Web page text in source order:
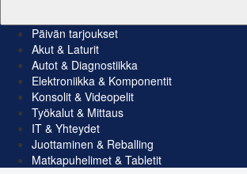
Päivän tarjoukset
Akut & Laturit
Autot & Diagnostiikka
Elektroniikka & Komponentit
Konsolit & Videopelit
Työkalut & Mittaus
IT & Yhteydet
Juottaminen & Reballing
Matkapuhelimet & Tabletit